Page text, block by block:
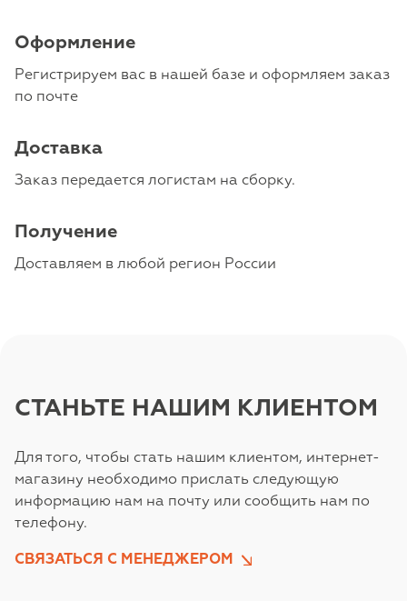
Оформление
Регистрируем вас в нашей базе и оформляем заказ
по почте
Доставка
Заказ передается логистам на сборку.
Получение
Доставляем в любой регион России
СТАНЬТЕ НАШИМ КЛИЕНТОМ
Для того, чтобы стать нашим клиентом, интернет-
магазину необходимо прислать следующую
информацию нам на почту или сообщить нам по
телефону.
СВЯЗАТЬСЯ С МЕНЕДЖЕРОМ